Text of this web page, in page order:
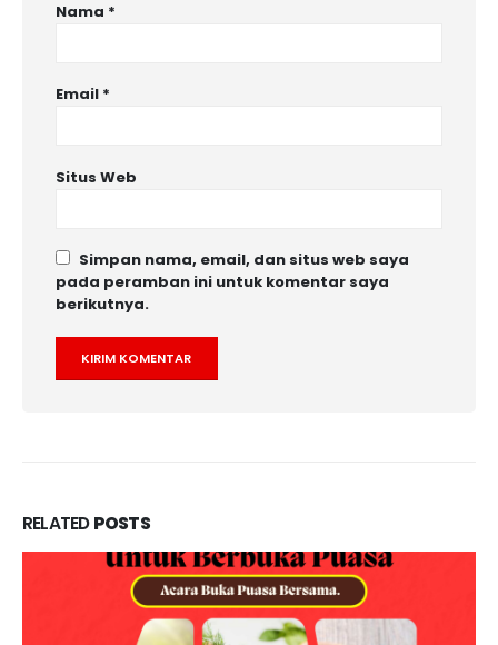
Nama *
Email *
Situs Web
Simpan nama, email, dan situs web saya
pada peramban ini untuk komentar saya
berikutnya.
RELATEDPOSTS